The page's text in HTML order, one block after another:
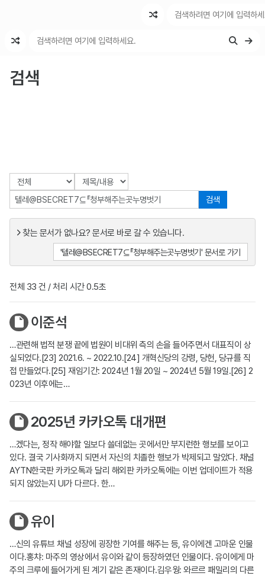
검색
검색
찾는 문서가 없나요? 문서로 바로 갈 수 있습니다.
'텔레@BSECRET7⊆『청부해주는곳누명벗기' 문서로 가기
전체 33 건 / 처리 시간 0.5초
이준석
…관련해 법적 분쟁 끝에 법원이 비대위 측의 손을 들어주면서 대표직이 상
실되었다.[23] 2021.6. ~ 2022.10.[24] 개혁신당의 강령, 당헌, 당규를 직
접 만들었다.[25] 재임기간: 2024년 1월 20일 ~ 2024년 5월 19일.[26] 2
023년 이후에는…
2025년 카카오톡 대개편
…겠다는, 정작 해야할 일보다 쓸데없는 곳에서만 부지런한 행보를 보이고
있다. 결국 기사화까지 되면서 자신의 치졸한 행보가 박제되고 말았다. 채널
AYTN한국판 카카오톡과 달리 해외판 카카오톡에는 이번 업데이트가 적용
되지 않았는지 UI가 다르다. 한…
유이
…신의 유튜브 채널 성장에 굉장한 기여를 해주는 등, 유이에겐 고마운 인물
이다.홍챠: 마주의 영상에서 유이와 같이 등장하였던 인물이다. 유이에게 마
주의 크루에 들어가게 된 계기 같은 존재이다.김우웡: 와르르 패밀리의 다른